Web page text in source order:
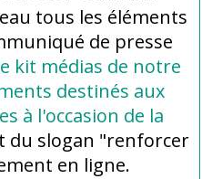
tous les éléments
de presse
kit médias de notre
destinés aux
à l'occasion de la
du slogan "renforcer
en ligne.